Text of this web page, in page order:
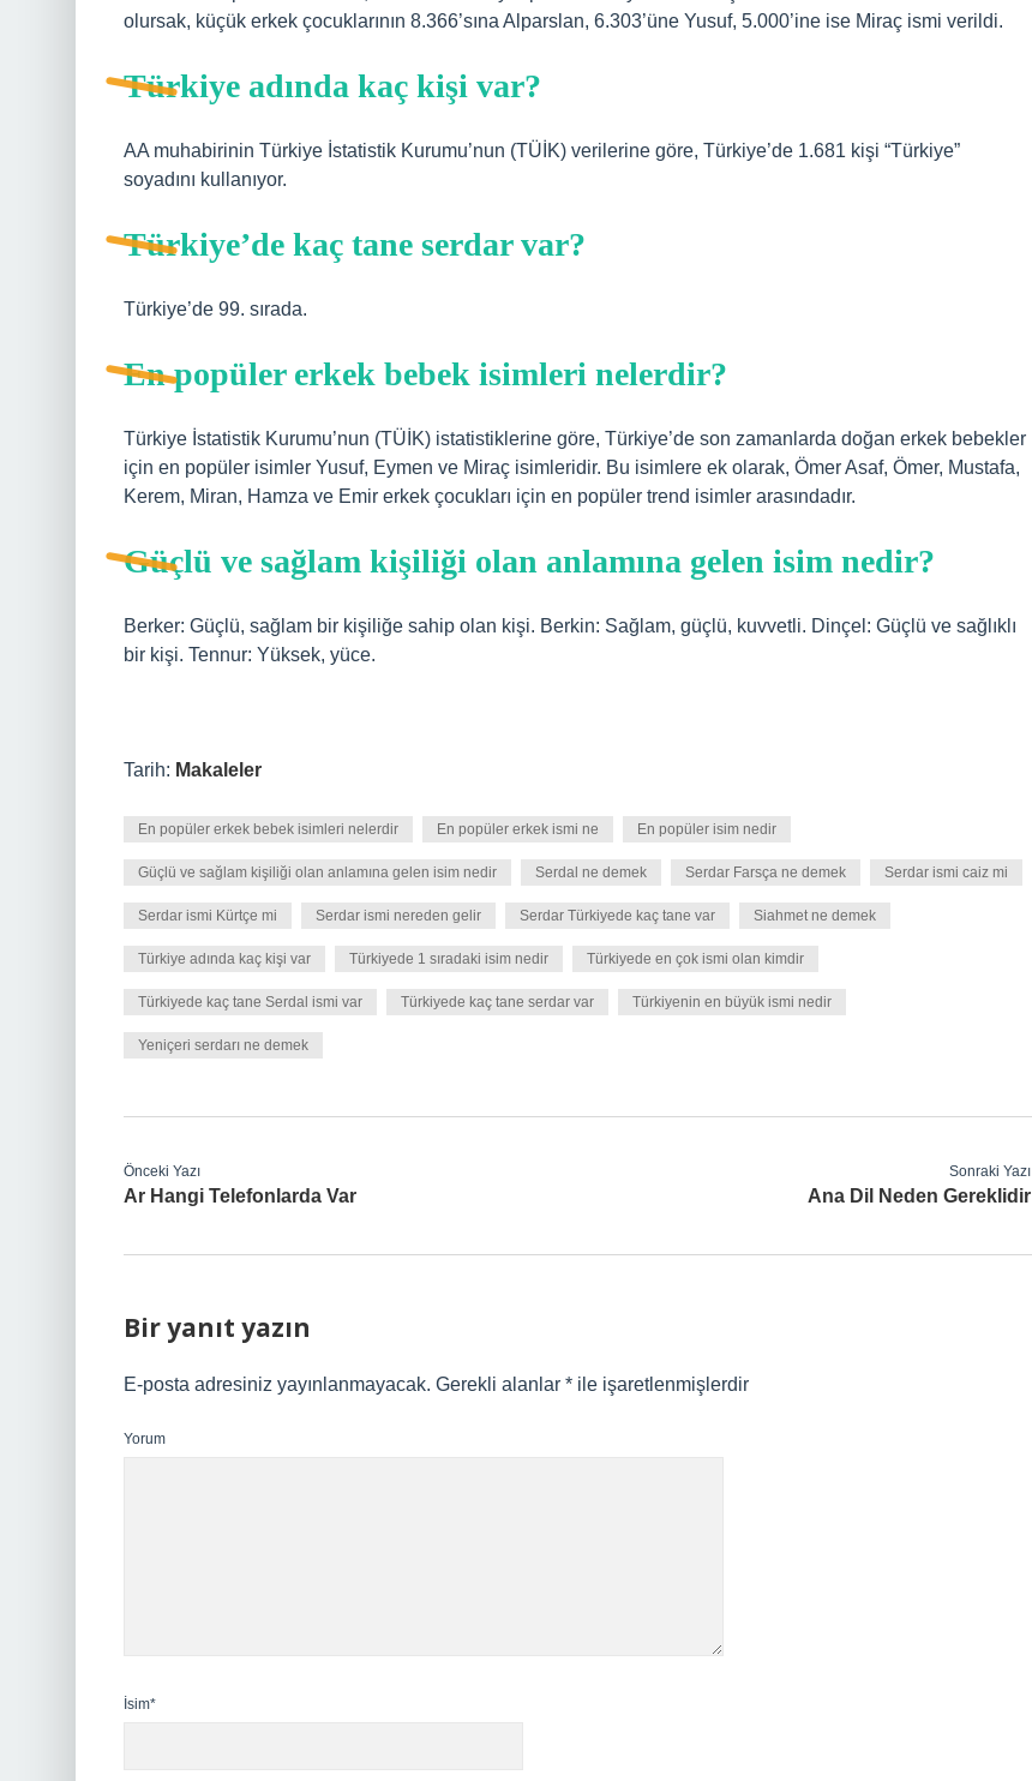
olursak, küçük erkek çocuklarının 8.366’sına Alparslan, 6.303’üne Yusuf, 5.000’ine ise Miraç ismi verildi.
Türkiye adında kaç kişi var?
AA muhabirinin Türkiye İstatistik Kurumu’nun (TÜİK) verilerine göre, Türkiye’de 1.681 kişi “Türkiye”
soyadını kullanıyor.
Türkiye’de kaç tane serdar var?
Türkiye’de 99. sırada.
En popüler erkek bebek isimleri nelerdir?
Türkiye İstatistik Kurumu’nun (TÜİK) istatistiklerine göre, Türkiye’de son zamanlarda doğan erkek bebekler
için en popüler isimler Yusuf, Eymen ve Miraç isimleridir. Bu isimlere ek olarak, Ömer Asaf, Ömer, Mustafa,
Kerem, Miran, Hamza ve Emir erkek çocukları için en popüler trend isimler arasındadır.
Güçlü ve sağlam kişiliği olan anlamına gelen isim nedir?
Berker: Güçlü, sağlam bir kişiliğe sahip olan kişi. Berkin: Sağlam, güçlü, kuvvetli. Dinçel: Güçlü ve sağlıklı
bir kişi. Tennur: Yüksek, yüce.
Tarih: Makaleler
En popüler erkek bebek isimleri nelerdir En popüler erkek ismi ne En popüler isim nedir
Güçlü ve sağlam kişiliği olan anlamına gelen isim nedir Serdal ne demek Serdar Farsça ne demek Serdar ismi caiz mi
Serdar ismi Kürtçe mi Serdar ismi nereden gelir Serdar Türkiyede kaç tane var Siahmet ne demek
Türkiye adında kaç kişi var Türkiyede 1 sıradaki isim nedir Türkiyede en çok ismi olan kimdir
Türkiyede kaç tane Serdal ismi var Türkiyede kaç tane serdar var Türkiyenin en büyük ismi nedir
Yeniçeri serdarı ne demek
Önceki Yazı
Ar Hangi Telefonlarda Var
Sonraki Yazı
Ana Dil Neden Gereklidir
Bir yanıt yazın
E-posta adresiniz yayınlanmayacak. Gerekli alanlar * ile işaretlenmişlerdir
Yorum
İsim*